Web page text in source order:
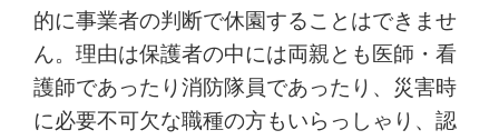
的に事業者の判断で休園することはできませ
ん。理由は保護者の中には両親とも医師・看
護師であったり消防隊員であったり、災害時
に必要不可欠な職種の方もいらっしゃり、認